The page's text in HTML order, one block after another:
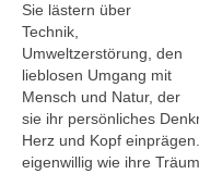
Sie lästern über
Technik,
Umweltzerstörung, den
lieblosen Umgang mit
Mensch und Natur, der
sie ihr persönliches
Herz und Kopf
eigenwillig wie ihre